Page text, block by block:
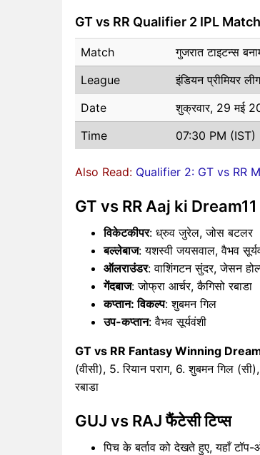
GT vs RR Qualifier 2 IPL
Match गुजरात टाइटन्स
League
इंडियन प्रीमियर
Date
शुक्रवार, 29 मई
Time
07:30 PM
Also Read: Qualifier 2: GT vs RR
GT vs RR Aaj ki
विकेटकीपर: ध्रुव जुरेल, जोस बटलर
बल्लेबाज: यशस्वी जयसवाल, वैभव
ऑलराउंडर: वाशिंगटन सुंदर, जेसन
गेंदबाज: जोफ्रा आर्चर, कैगिसो रबाडा
कप्तान: विकल्प: शुबमन गिल
उप-कप्तान: वैभव सूर्यवंशी
GT vs RR Fantasy Winning
(वीसी), 5. रियान पराग, 6. शुबमन गिल
रबाडा
GUJ vs RAJ फैंटेसी टिप्स
पिच के बर्ताव को देखते हुए, यहाँ